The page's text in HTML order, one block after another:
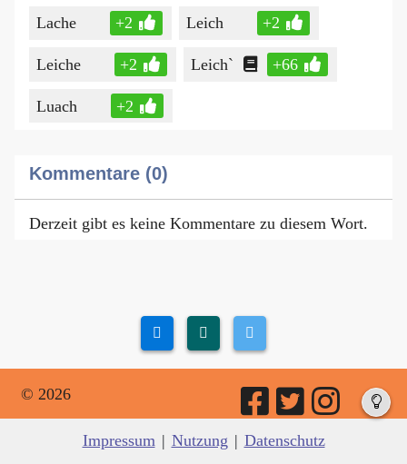
Lache +2 Leich +2
Leiche +2 Leich` +66
Luach +2
Kommentare (0)
Derzeit gibt es keine Kommentare zu diesem Wort.
© 2026
Impressum | Nutzung | Datenschutz